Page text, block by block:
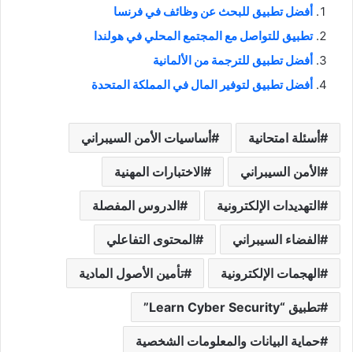
أفضل تطبيق للبحث عن وظائف في فرنسا
تطبيق للتواصل مع المجتمع المحلي في هولندا
أفضل تطبيق للترجمة من الألمانية
أفضل تطبيق لتوفير المال في المملكة المتحدة
أسئلة امتحانية أساسيات الأمن السيبراني
الأمن السيبراني الاختبارات المهنية
التهديدات الإلكترونية الدروس المفصلة
الفضاء السيبراني المحتوى التفاعلي
الهجمات الإلكترونية تأمين الأصول المادية
تطبيق “Learn Cyber Security”
حماية البيانات والمعلومات الشخصية